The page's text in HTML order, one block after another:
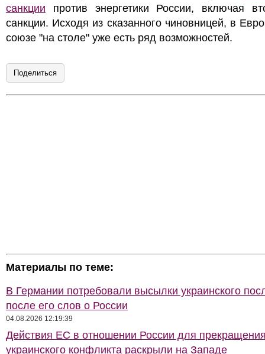
санкции против энергетики России, включая
санкции. Исходя из сказанного чиновницей, в
союзе "на столе" уже есть ряд возможностей.
Поделиться
Материалы по теме:
В Германии потребовали высылки украинского
после его слов о России
04.08.2026 12:19:39
Действия ЕС в отношении России для
украинского конфликта раскрыли на Западе